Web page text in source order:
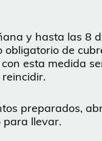
y hasta las 8
de
esta medida
preparados,
para llevar.